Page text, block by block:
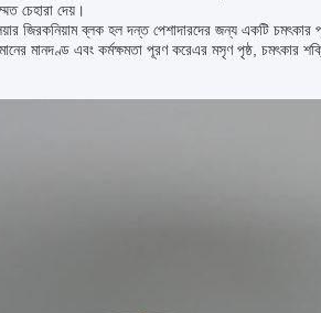
চেহারা দেয়।
জিরকনিয়াম ব্লক হল দন্ত পেশাদারদের জন্য একটি
মানের মানদণ্ড এবং কর্মক্ষমতা পূরণ করেএর মসৃণ পৃষ্ঠ,